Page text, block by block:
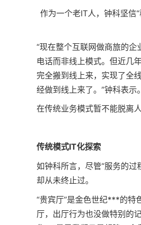
作为一个老IT人，钟科坚信
“现在整个互联网做商旅的
电话而非线上模式。但近几
完全搬到线上来，实现了全
经做到线上来了。”钟科表示。
在传统业务模式暂不能脱离
传统模式IT化探索
如钟科所言，尽管“服务的
却从未终止过。
“贵宾厅”是金色世纪***的特
厅，出厅行为也没做特别的